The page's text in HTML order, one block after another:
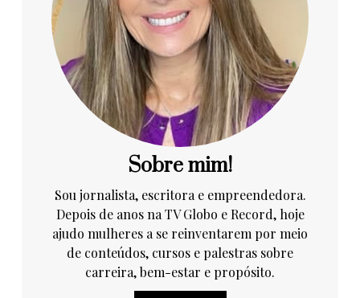
Sobre mim!
Sou jornalista, escritora e empreendedora.
Depois de anos na TV Globo e Record, hoje
ajudo mulheres a se reinventarem por meio
de conteúdos, cursos e palestras sobre
carreira, bem-estar e propósito.